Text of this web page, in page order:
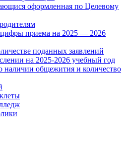
оформленная по Целевому
приема на 2025 — 2026
поданных заявлений
на 2025-2026 учебный год
общежития и количество